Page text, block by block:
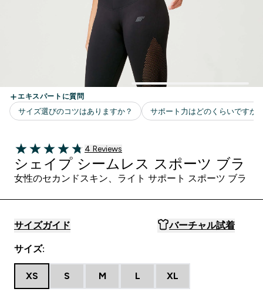
4.75 out of 5 stars
4 ＋件の口コミ
4 Reviews
シェイプ シームレス スポーツ ブラ
女性のセカンドスキン、ライト サポート スポーツ ブラ
サイズガイド バーチャル試着
サイズ:
XS S M L XL